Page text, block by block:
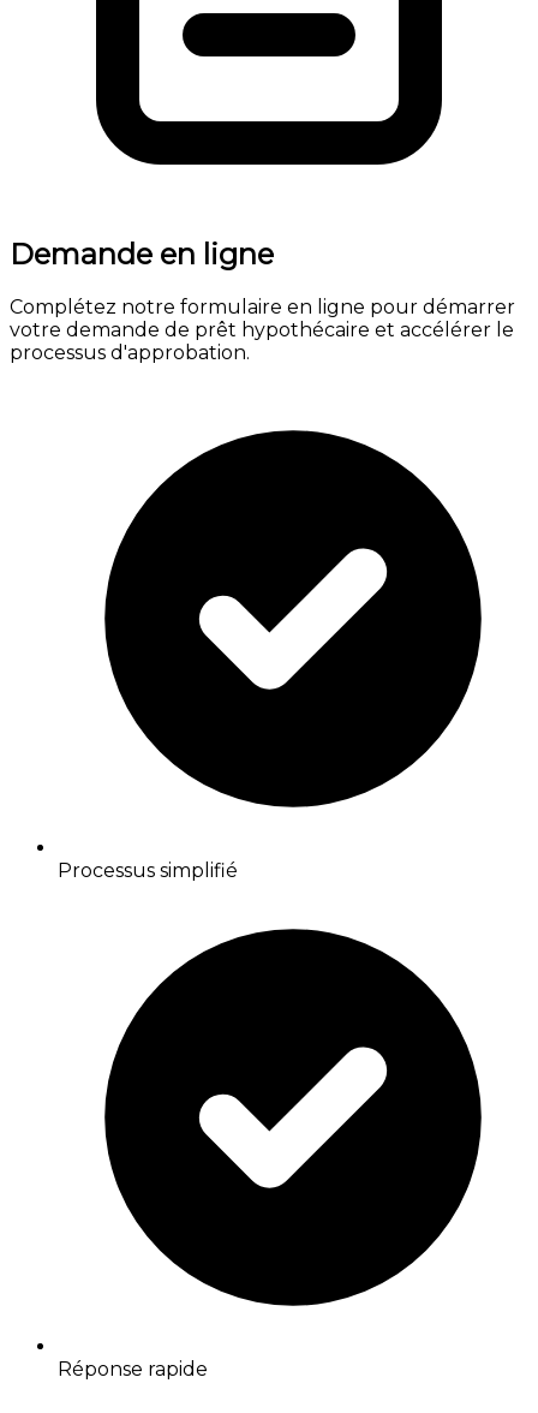
Demande en ligne
Complétez notre formulaire en ligne pour démarrer
votre demande de prêt hypothécaire et accélérer le
processus d'approbation.
Processus simplifié
Réponse rapide